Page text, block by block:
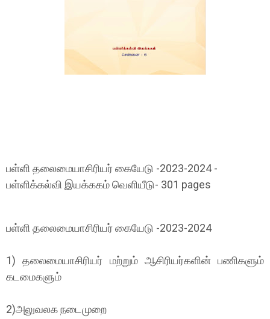
பள்ளி தலைமையாசிரியர் கையேடு -2023-2024 -
பள்ளிக்கல்வி இயக்ககம் வெளியீடு- 301 pages
பள்ளி தலைமையாசிரியர் கையேடு -2023-2024
1) தலைமையாசிரியர் மற்றும் ஆசிரியர்களின் பணிகளும்
கடமைகளும்
2)அலுவலக நடைமுறை